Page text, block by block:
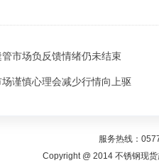
市场负反馈情绪仍未结束
谨慎心理会减少行情向上驱
服务热线：
Copyright @ 2014 不锈钢现